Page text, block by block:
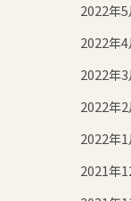
2022年
2022年
2022年
2022年
2022年
2021年